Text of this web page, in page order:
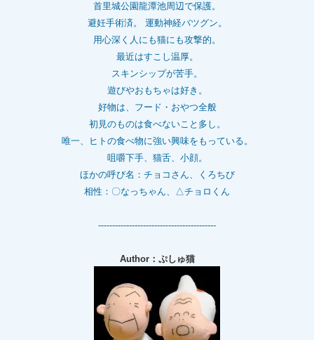
首里城公園龍潭池周辺で保護。
避妊手術済。 運動神経バツグン。
用心深く人にも猫にも攻撃的。
最近はすこし温厚。
スキンシップが苦手。
遊びやおもちゃは好き。
好物は、フード・おやつ全般
初見のものは食べないこと多し。
唯一、ヒトの食べ物に強い興味をもっている。
咀嚼下手、猫舌、小顔。
ほかの呼び名：チョコさん、くろちび
相性：〇なっちゃん、△チョロくん
------------------------------------------
Author：ぷしゅ猫